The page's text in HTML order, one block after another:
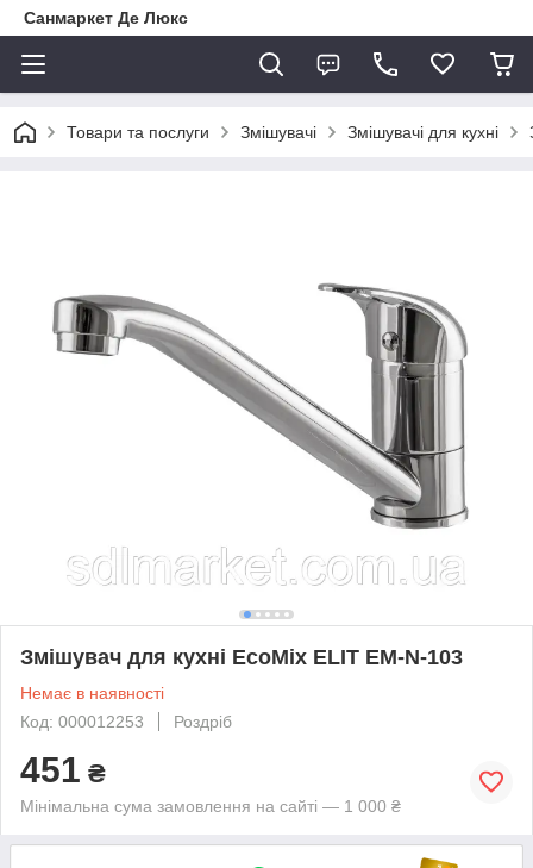
Санмаркет Де Люкс
Товари та послуги Змішувачі Змішувачі для кухні
Змішувач для кухні EcoMix ELIT EM-N-103
Немає в наявності
Код: 000012253
Роздріб
451 ₴
Мінімальна сума замовлення на сайті — 1 000 ₴